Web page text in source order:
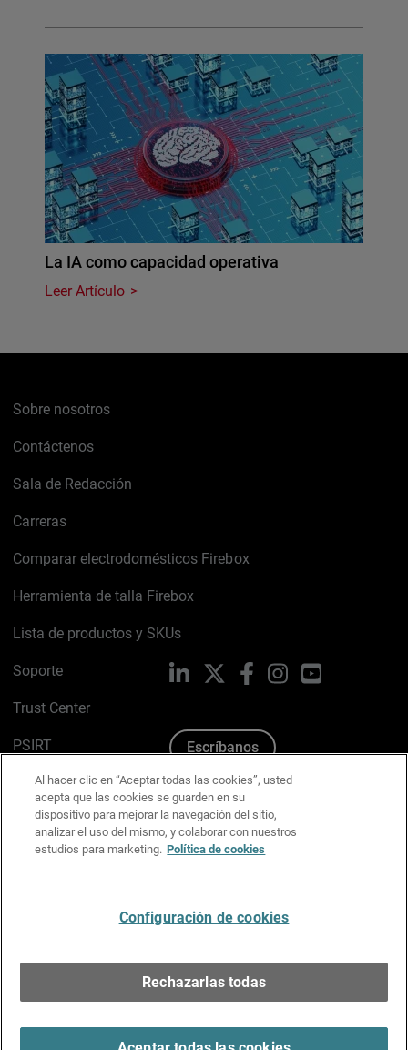
La IA como capacidad operativa
Leer Artículo
Sobre nosotros
Contáctenos
Sala de Redacción
Carreras
Comparar electrodomésticos Firebox
Herramienta de talla Firebox
Lista de productos y SKUs
Soporte
Trust Center
PSIRT
Política de cookies
Política de privacidad
Kit de medios y marca
LinkedIn FacebookInstagramYouTube
Escríbanos
Al hacer clic en “Aceptar todas las cookies”, usted
acepta que las cookies se guarden en su
dispositivo para mejorar la navegación del sitio,
analizar el uso del mismo, y colaborar con nuestros
estudios para marketing. Política de cookies
Configuración de cookies
Rechazarlas todas